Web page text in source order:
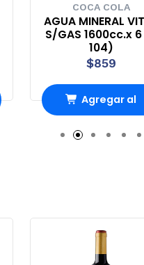
COCA COLA
AGUA MINERAL
S/GAS 1600cc.x
104)
$859
Agregar al
carrito